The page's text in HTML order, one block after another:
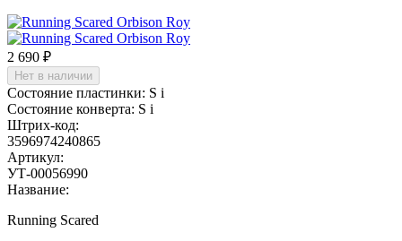
2 690 ₽
Нет в наличии
Состояние пластинки: S i
Состояние конверта: S i
Штрих-код:
3596974240865
Артикул:
УТ-00056990
Название:
Running Scared